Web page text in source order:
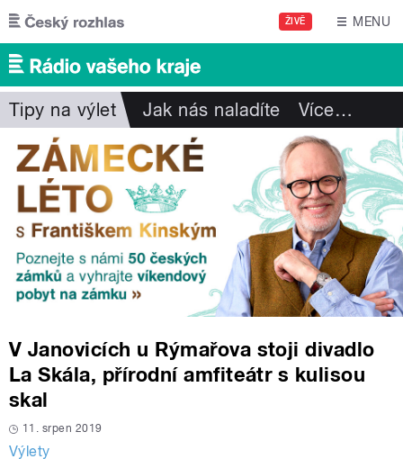
Přejít k hlavnímu obsahu
ŽIVĚ MENU
Tipy na výlet Jak nás naladíte Více…
V Janovicích u Rýmařova stoji divadlo
La Skála, přírodní amfiteátr s kulisou
skal
11. srpen 2019
Výlety